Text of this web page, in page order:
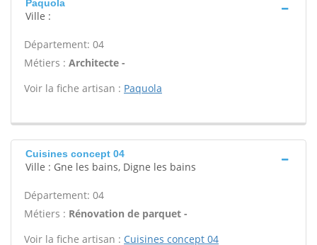
Paquola
Ville :
Département: 04
Métiers : Architecte -
Voir la fiche artisan : Paquola
Cuisines concept 04
Ville : Gne les bains, Digne les bains
Département: 04
Métiers : Rénovation de parquet -
Voir la fiche artisan : Cuisines concept 04